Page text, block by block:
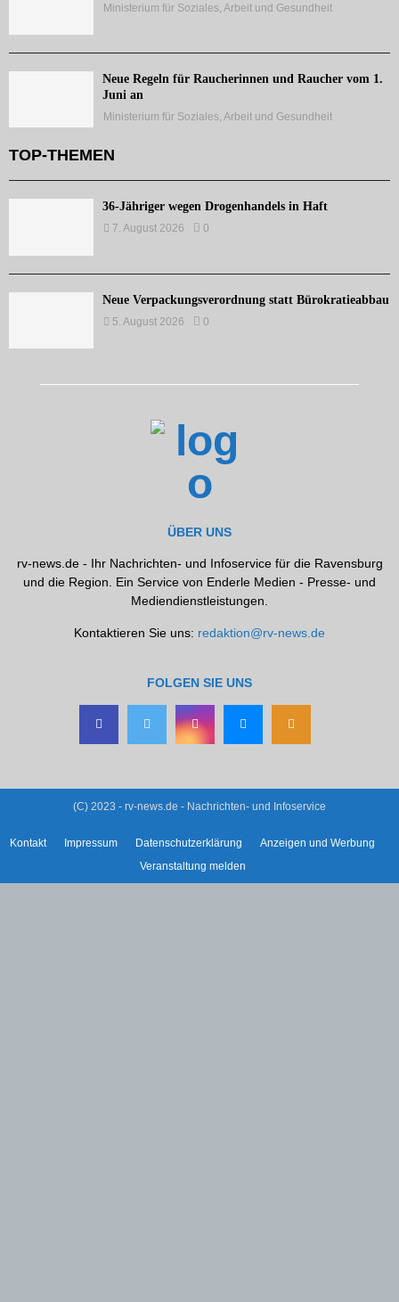
Ministerium für Soziales, Arbeit und Gesundheit
Neue Regeln für Raucherinnen und Raucher vom 1.
Juni an
Ministerium für Soziales, Arbeit und Gesundheit
TOP-THEMEN
36-Jähriger wegen Drogenhandels in Haft
7. August 2026 0
Neue Verpackungsverordnung statt Bürokratieabbau
5. August 2026 0
ÜBER UNS
rv-news.de - Ihr Nachrichten- und Infoservice für die Ravensburg
und die Region. Ein Service von Enderle Medien - Presse- und
Mediendienstleistungen.
Kontaktieren Sie uns: redaktion@rv-news.de
FOLGEN SIE UNS
(C) 2023 - rv-news.de - Nachrichten- und Infoservice
Kontakt Impressum Datenschutzerklärung
Anzeigen und Werbung
Veranstaltung melden